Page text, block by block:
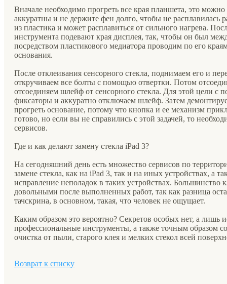
Вначале необходимо прогреть все края планшета, это
аккуратны и не держите фен долго, чтобы не расплавилась
из пластика и может расплавиться от сильного нагрева.
инструмента подевают края дисплея, так, чтобы он был
посредством пластикового медиатора проводим по его
основания.
После отклеивания сенсорного стекла, поднимаем его и
откручиваем все болты с помощью отвертки. Потом
отсоединяем шлейф от сенсорного стекла. Для этой цели с
фиксаторы и аккуратно отключаем шлейф. Затем
прогреть основание, потому что кнопка и ее механизм
готово, но если вы не справились с этой задачей, то
сервисов.
Где и как делают замену стекла iPad 3?
На сегодняшний день есть множество сервисов по
замене стекла, как на iPad 3, так и на иных устройствах, а
исправление неполадок в таких устройствах. Большинство
довольными после выполненных работ, так как разница
тачскрина, в основном, такая, что человек не ощущает.
Каким образом это вероятно? Секретов особых нет, а лишь
профессиональные инструменты, а также точным образом
очистка от пыли, старого клея и мелких стекол всей
Возврат к списку